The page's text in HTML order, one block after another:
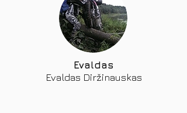
Evaldas
Evaldas Diržinauskas